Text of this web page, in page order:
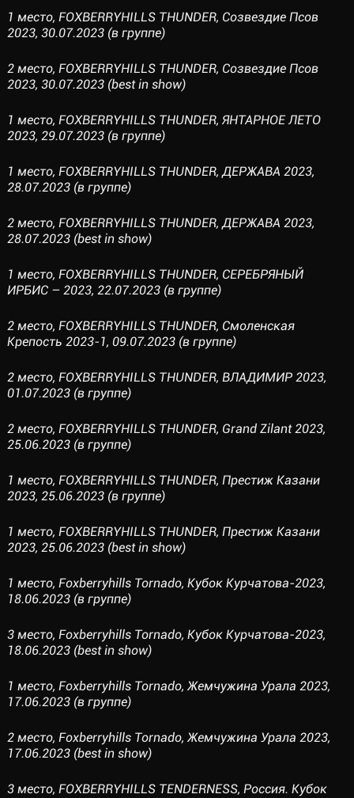
1 место, FOXBERRYHILLS THUNDER, Созвездие Псов
2023, 30.07.2023 (в группе)
2 место, FOXBERRYHILLS THUNDER, Созвездие Псов
2023, 30.07.2023 (best in show)
1 место, FOXBERRYHILLS THUNDER, ЯНТАРНОЕ ЛЕТО
2023, 29.07.2023 (в группе)
1 место, FOXBERRYHILLS THUNDER, ДЕРЖАВА 2023,
28.07.2023 (в группе)
2 место, FOXBERRYHILLS THUNDER, ДЕРЖАВА 2023,
28.07.2023 (best in show)
1 место, FOXBERRYHILLS THUNDER, СЕРЕБРЯНЫЙ
ИРБИС – 2023, 22.07.2023 (в группе)
2 место, FOXBERRYHILLS THUNDER, Смоленская
Крепость 2023-1, 09.07.2023 (в группе)
2 место, FOXBERRYHILLS THUNDER, ВЛАДИМИР 2023,
01.07.2023 (в группе)
2 место, FOXBERRYHILLS THUNDER, Grand Zilant 2023,
25.06.2023 (в группе)
1 место, FOXBERRYHILLS THUNDER, Престиж Казани
2023, 25.06.2023 (в группе)
1 место, FOXBERRYHILLS THUNDER, Престиж Казани
2023, 25.06.2023 (best in show)
1 место, Foxberryhills Tornado, Кубок Курчатова-2023,
18.06.2023 (в группе)
3 место, Foxberryhills Tornado, Кубок Курчатова-2023,
18.06.2023 (best in show)
1 место, Foxberryhills Tornado, Жемчужина Урала 2023,
17.06.2023 (в группе)
2 место, Foxberryhills Tornado, Жемчужина Урала 2023,
17.06.2023 (best in show)
3 место, FOXBERRYHILLS TENDERNESS, Россия. Кубок